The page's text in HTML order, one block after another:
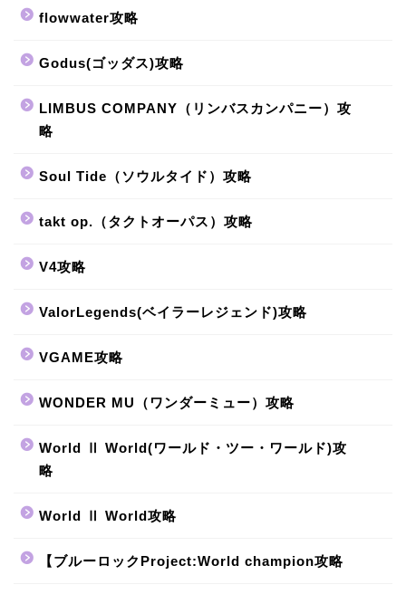
flowwater攻略
Godus(ゴッダス)攻略
LIMBUS COMPANY（リンバスカンパニー）攻
略
Soul Tide（ソウルタイド）攻略
takt op.（タクトオーパス）攻略
V4攻略
ValorLegends(ベイラーレジェンド)攻略
VGAME攻略
WONDER MU（ワンダーミュー）攻略
World Ⅱ World(ワールド・ツー・ワールド)攻
略
World Ⅱ World攻略
【ブルーロックProject:World champion攻略